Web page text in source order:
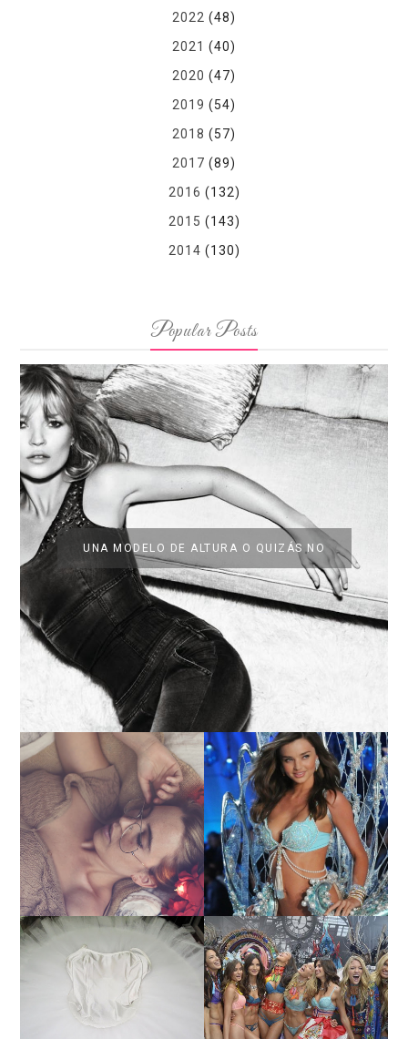
2022 (48)
2021 (40)
2020 (47)
2019 (54)
2018 (57)
2017 (89)
2016 (132)
2015 (143)
2014 (130)
Popular Posts
UNA MODELO DE ALTURA O QUIZÁS NO
LA BAILARINA BLANCA
DE LA CRUZ O COMO
REINVENTARSE ANTE
LA ADVERSIDAD.
LA ALTURA DE LAS
MODELOS MAS ALTAS
TUTORIAL PARA HACER
UN TUTÚ DE BALLET DE
PLATO CON ARO.
¿QUIERES SABER LA
EDAD Y ALTURA DE LAS
MODELOS VICTORIA'S
SECRET 2017?